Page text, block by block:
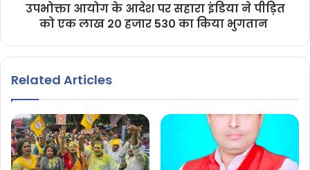
उपभोक्ता आयोग के आदेश पर सहारा इंडिया ने पीड़ित
को एक लाख 20 हजार 530 का किया भुगतान
Related Articles